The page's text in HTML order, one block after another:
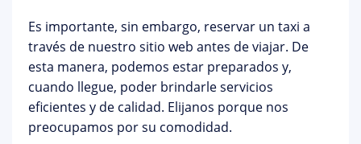
Es importante, sin embargo, reservar un taxi a
través de nuestro sitio web antes de viajar. De
esta manera, podemos estar preparados y,
cuando llegue, poder brindarle servicios
eficientes y de calidad. Elijanos porque nos
preocupamos por su comodidad.